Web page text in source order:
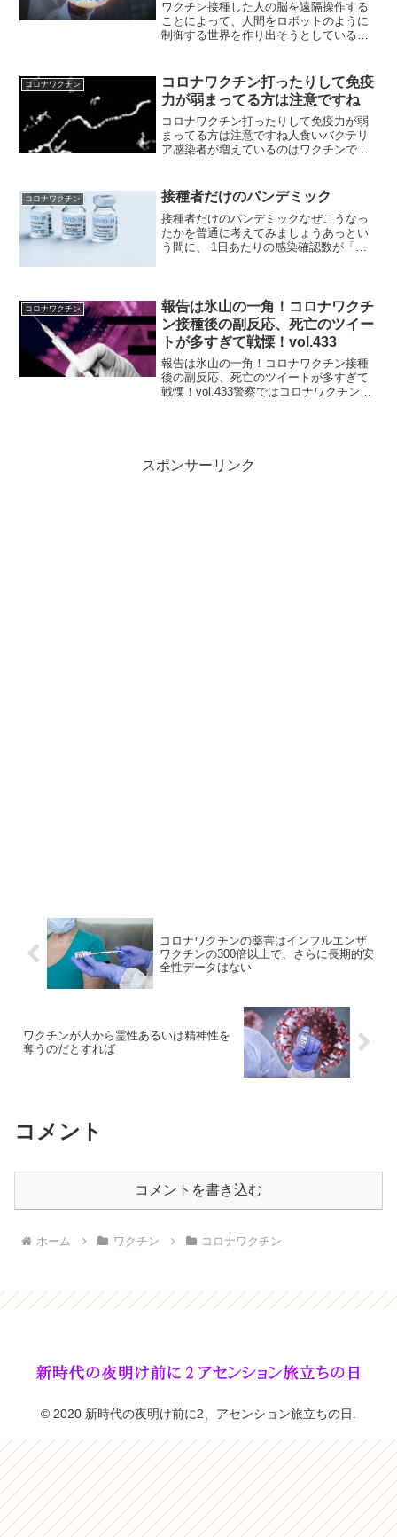
ワクチン接種した人の脳を遠隔操作する
ことによって、人間をロボットのように
制御する世界を作り出そうとしているワ
を帯びた脂質ナノ粒子というのは人工知
能竹下雅敏氏からの情報で...
コロナワクチン
コロナワクチン打ったりして免疫
力が弱まってる方は注意ですね
コロナワクチン打ったりして免疫力が弱
まってる方は注意ですね人食いバクテリ
ア感染者が増えているのはワクチンで免
意しましょう。
コロナワクチン 接種者だけのパンデミック
接種者だけのパンデミックなぜこうなっ
たかを普通に考えてみましょうあっとい
う間に、 1日あたりの感染確認数が「過
さらに激しくなってしま...
コロナワクチン
報告は氷山の一角！コロナワクチ
ン接種後の副反応、死亡のツイー
トが多すぎて戦慄！vol.433
報告は氷山の一角！コロナワクチン接種
後の副反応、死亡のツイートが多すぎて
戦慄！vol.433警察ではコロナワクチンの
スポンサーリンク
コロナワクチンの薬害はインフルエンザ
ワクチンの300倍以上で、さらに長期的安
全性データはない
ワクチンが人から霊性あるいは精神性を
奪うのだとすれば
コメント
コメントを書き込む
ホーム ワクチン コロナワクチン
© 2020 新時代の夜明け前に2、アセンション旅立ちの日.